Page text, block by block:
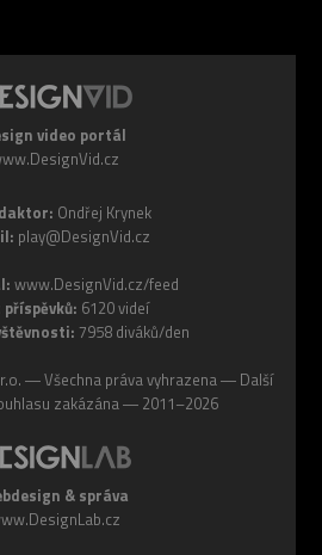
video portál
Ondřej Krynek
play@DesignVid.cz
www.DesignVid.cz/feed
příspěvků: 6120 videí
7958 diváků/den
― Všechna práva vyhrazena ― Další
zakázána ― 2011–2026
& správa